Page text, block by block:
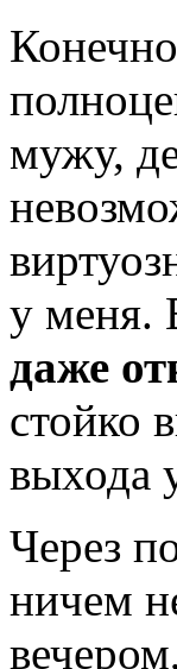
мужу,
у меня.
даже
стойко
выхода
Через
ничем